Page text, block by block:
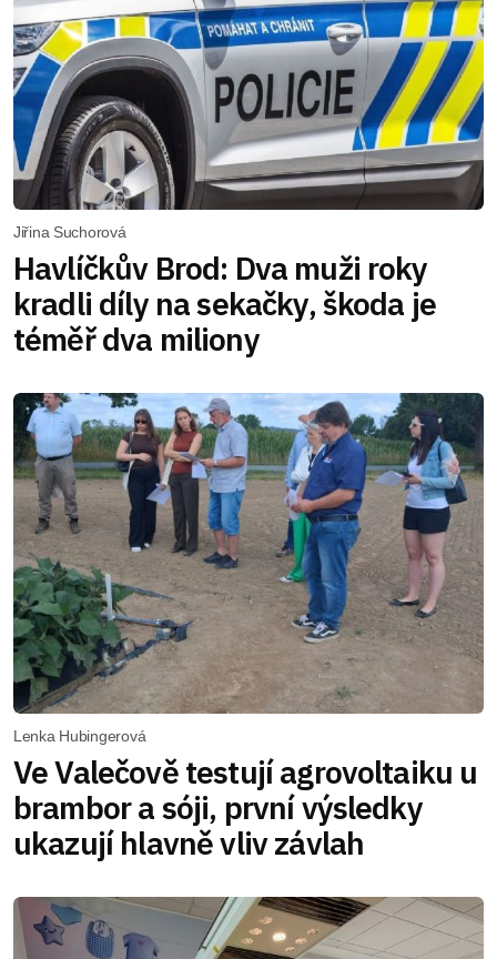
Jiřina Suchorová
Havlíčkův Brod: Dva muži roky
kradli díly na sekačky, škoda je
téměř dva miliony
Lenka Hubingerová
Ve Valečově testují agrovoltaiku u
brambor a sóji, první výsledky
ukazují hlavně vliv závlah